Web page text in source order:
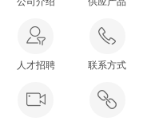
人才招聘 联系方式